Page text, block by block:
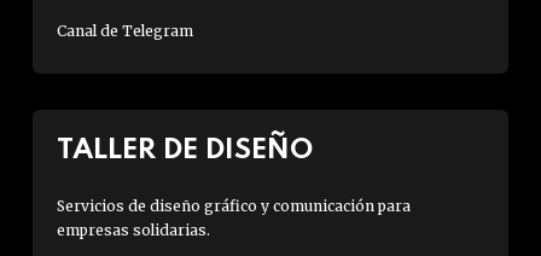
Canal de Telegram
TALLER DE DISEÑO
Servicios de diseño gráfico y comunicación para
empresas solidarias.